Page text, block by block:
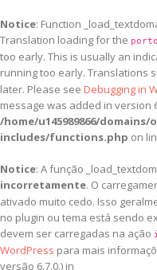
Notice: Function
Translation loading for the
too early. This is usually an
running too early. Translations
later. Please see Debugging in
message was added in version
/home/u145989866/
includes/functions.php on
Notice: A função
incorretamente. O
ativado muito cedo. Isso
no plugin ou tema está sendo
devem ser carregadas na ação
WordPress para mais
versão 6.7.0.) in